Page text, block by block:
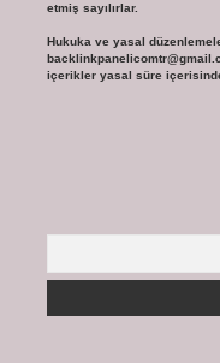
etmiş sayılırlar.
Hukuka ve yasal
içerikler yasal süre